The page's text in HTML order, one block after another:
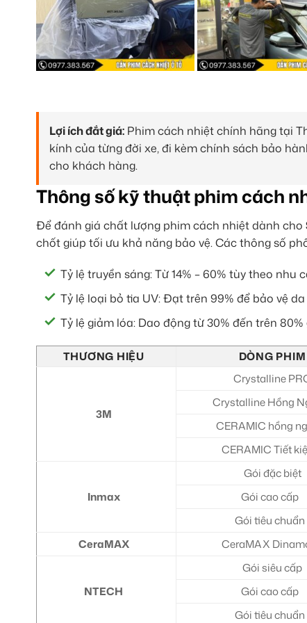
Lợi ích đắt giá: Phim cách nhiệt chính hãng tại
kính của từng đời xe, đi kèm chính sách bảo
cho khách hàng.
Thông số kỹ thuật phim cách
Để đánh giá chất lượng phim cách nhiệt dành cho
chốt giúp tối ưu khả năng bảo vệ. Các thông số
Tỷ lệ truyền sáng: Từ 14% – 60% tùy theo nhu
Tỷ lệ loại bỏ tia UV: Đạt trên 99% để bảo vệ
Tỷ lệ giảm lóa: Dao động từ 30% đến trên
THƯƠNG HIỆU DÒNG PHIM
3M
Crystalline
Crystalline Hồng
CERAMIC hồng
CERAMIC Tiết
Inmax
Gói đặc biệt
Gói cao cấp
Gói tiêu chuẩn
CeraMAX
CeraMAX
NTECH
Gói siêu cấp
Gói cao cấp
Gói tiêu chuẩn